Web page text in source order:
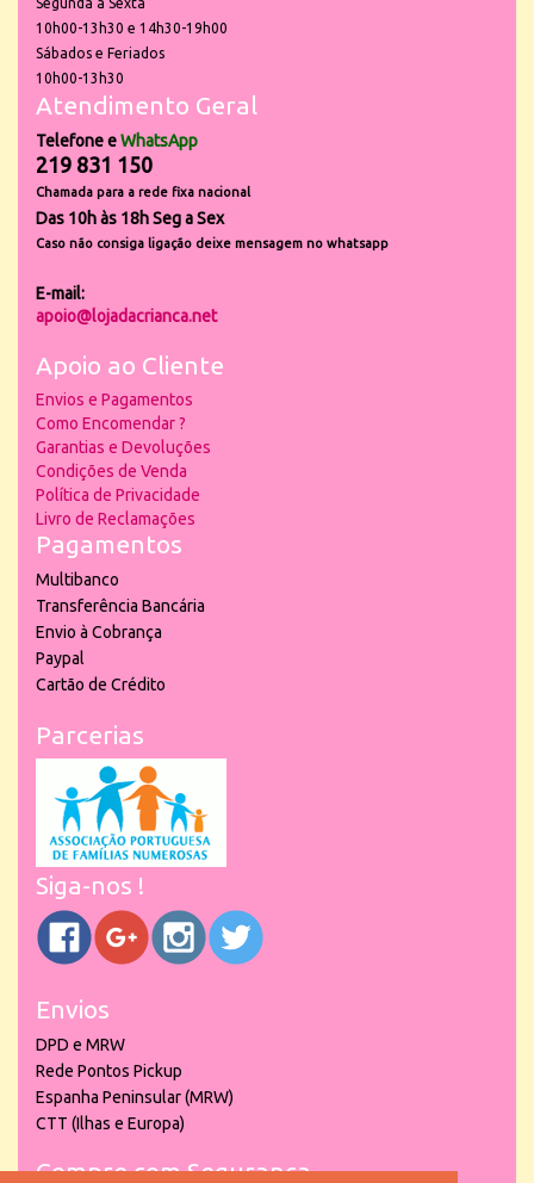
10h00-13h30 e 14h30-19h00
Sábados e Feriados
10h00-13h30
Atendimento Geral
Telefone eWhatsApp
219 831 150
Chamada para a rede fixa nacional
Das 10h às 18h Seg a Sex
Caso não consiga ligação deixe mensagem no whatsapp
E-mail:
apoio@lojadacrianca.net
Apoio ao Cliente
Envios e Pagamentos
Como Encomendar ?
Garantias e Devoluções
Condições de Venda
Política de Privacidade
Livro de Reclamações
Pagamentos
Multibanco
Transferência Bancária
Envio à Cobrança
Paypal
Cartão de Crédito
Parcerias
Siga-nos !
Envios
DPD e MRW
Rede Pontos Pickup
Espanha Peninsular (MRW)
CTT (Ilhas e Europa)
Compre com Segurança